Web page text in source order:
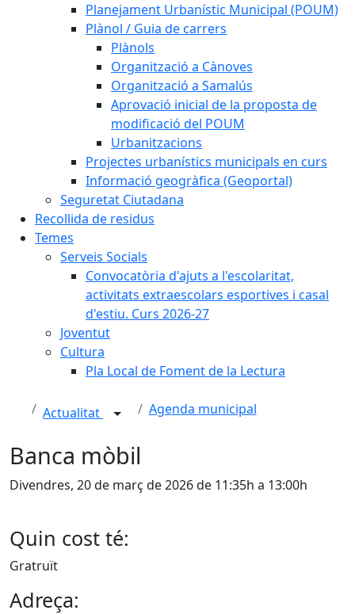
Planejament Urbanístic Municipal (POUM)
Plànol / Guia de carrers
Plànols
Organització a Cànoves
Organització a Samalús
Aprovació inicial de la proposta de
modificació del POUM
Urbanitzacions
Projectes urbanístics municipals en curs
Informació geogràfica (Geoportal)
Seguretat Ciutadana
Recollida de residus
Temes
Serveis Socials
Convocatòria d'ajuts a l'escolaritat,
activitats extraescolars esportives i casal
d'estiu. Curs 2026-27
Joventut
Cultura
Pla Local de Foment de la Lectura
Actualitat Agenda municipal
Banca mòbil
Divendres, 20 de març de 2026 de 11:35h a 13:00h
Quin cost té:
Gratruït
Adreça: